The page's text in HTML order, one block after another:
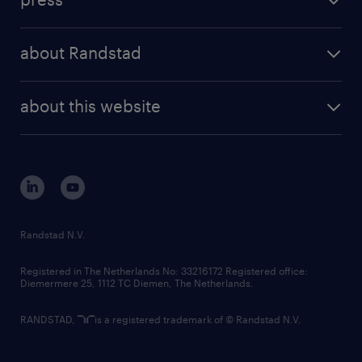
randstad professional
randstad digital
results and reports
about Randstad
corporate governance
randstad innovation fund
country websites
about this website
Randstad N.V.
Registered in The Netherlands No: 33216172 Registered office:
Diemermere 25, 1112 TC Diemen, The Netherlands.
RANDSTAD, is a registered trademark of © Randstad N.V.